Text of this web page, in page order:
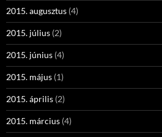
2015. augusztus (4)
2015. július (2)
2015. június (4)
2015. május (1)
2015. április (2)
2015. március (4)